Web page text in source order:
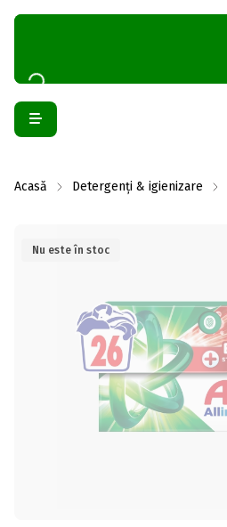
Acasă Detergenți & igienizare
Nu este în stoc